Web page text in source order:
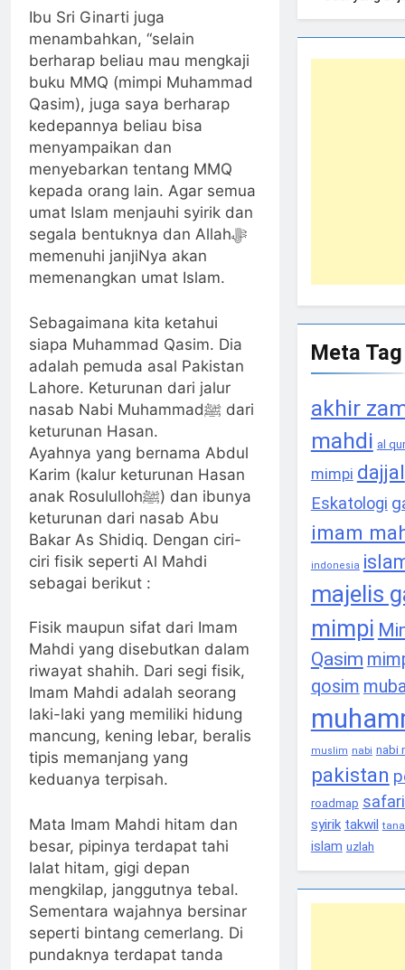
Ibu Sri Ginarti juga
menambahkan, “selain
berharap beliau mau mengkaji
buku MMQ (mimpi Muhammad
Qasim), juga saya berharap
kedepannya beliau bisa
menyampaikan dan
menyebarkan tentang MMQ
kepada orang lain. Agar semua
umat Islam menjauhi syirik dan
segala bentuknya dan Allahﷻ
memenuhi janjiNya akan
memenangkan umat Islam.
Sebagaimana kita ketahui
siapa Muhammad Qasim. Dia
adalah pemuda asal Pakistan
Lahore. Keturunan dari jalur
nasab Nabi Muhammadﷺ dari
keturunan Hasan.
Ayahnya yang bernama Abdul
Karim (kalur keturunan Hasan
anak Rosulullohﷺ) dan ibunya
keturunan dari nasab Abu
Bakar As Shidiq. Dengan ciri-
ciri fisik seperti Al Mahdi
sebagai berikut :
Fisik maupun sifat dari Imam
Mahdi yang disebutkan dalam
riwayat shahih. Dari segi fisik,
Imam Mahdi adalah seorang
laki-laki yang memiliki hidung
mancung, kening lebar, beralis
tipis memanjang yang
keduanya terpisah.
Mata Imam Mahdi hitam dan
besar, pipinya terdapat tahi
lalat hitam, gigi depan
mengkilap, janggutnya tebal.
Sementara wajahnya bersinar
seperti bintang cemerlang. Di
pundaknya terdapat tanda
Meta Tag
akhir
mahdi al
mimpi dajjal
Eskatologi
imam
indonesia
majelis
mimpi
Qasim
qosim
muslim nabi nabi
pakistan
roadmap
syirik takwil
islam uzlah